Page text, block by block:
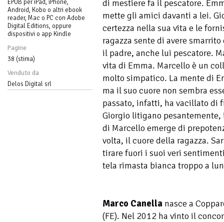
EPUB per iPad, iPhone,
Android, Kobo o altri ebook
reader, Mac o PC con Adobe
Digital Editions, oppure
dispositivi o app Kindle
Pagine
38 (stima)
Venduto da
Delos Digital srl
di mestiere fa il pescatore.
mette gli amici davanti a lei.
certezza nella sua vita e le
ragazza sente di avere
il padre, anche lui pescatore.
vita di Emma. Marcello è un
molto simpatico. La mente di
ma il suo cuore non sembra
passato, infatti, ha vacillato di
Giorgio litigano
di Marcello emerge di
volta, il cuore della ragazza.
tirare fuori i suoi veri
tela rimasta bianca troppo a
Marco Canella nasce a
(FE). Nel 2012 ha vinto il